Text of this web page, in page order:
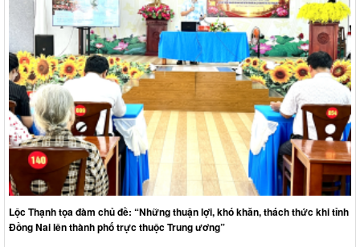
Lộc Thạnh tọa đàm chủ đề: “Những thuận lợi, khó khăn, thách thức khi tỉnh
Đồng Nai lên thành phố trực thuộc Trung ương”